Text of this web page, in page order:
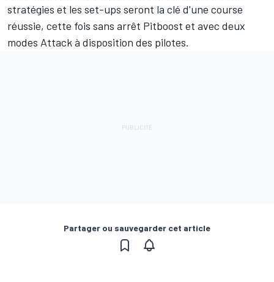
stratégies et les set-ups seront la clé d'une course
réussie, cette fois sans arrêt Pitboost et avec deux
modes Attack à disposition des pilotes.
Partager ou sauvegarder cet article